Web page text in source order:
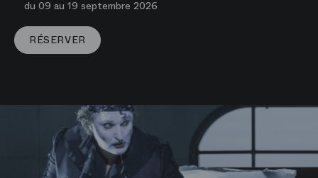
du 09 au 19 septembre 2026
RÉSERVER VOIR PLUS